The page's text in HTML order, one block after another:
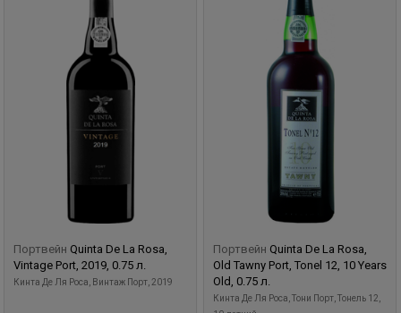
Портвейн Quinta De La Rosa,
Vintage Port, 2019, 0.75 л.
Кинта Де Ля Роса, Винтаж Порт, 2019
Портвейн Quinta De La Rosa,
Old Tawny Port, Tonel 12, 10 Years
Old, 0.75 л.
Кинта Де Ля Роса, Тони Порт, Тонель 12,